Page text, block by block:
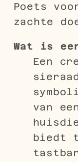
Poets
zachte
Wat is
Een
van
biedt